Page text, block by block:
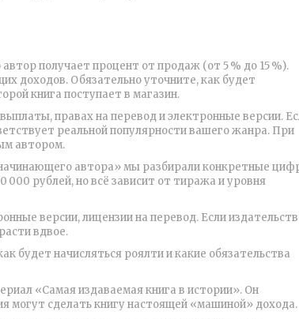
получает процент от продаж (от 5 % до 15 %).
доходов. Обязательно уточните, как будет
книга поступает в магазин.
правах на перевод и электронные версии.
реальной популярности вашего жанра. При
автором.
автора» мы разбирали конкретные
000 рублей, но всё зависит от тиража и уровня
версии, лицензии на перевод. Если
вдвое.
будет начисляться роялти и какие обязательства
«Самая издаваемая книга в истории». Он
могут сделать книгу настоящей «машиной» дохода.